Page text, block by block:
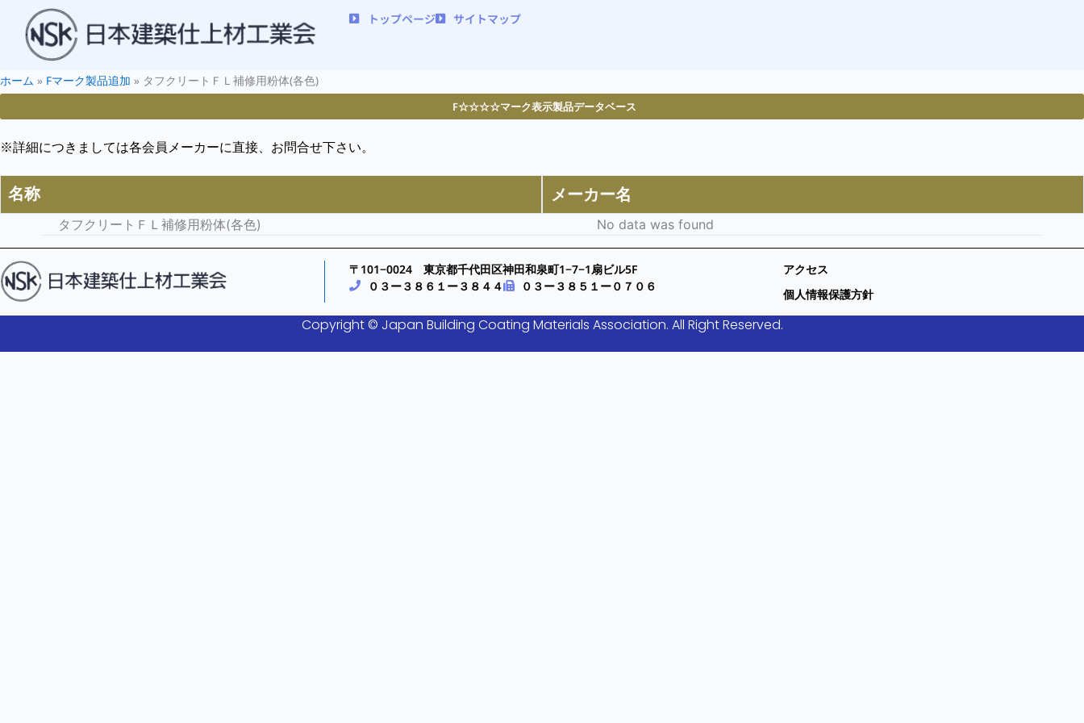
トップページ サイトマップ
ホーム » Fマーク製品追加 » タフクリートＦＬ補修用粉体(各色)
F☆☆☆☆マーク表示製品データベース
※詳細につきましては各会員メーカーに直接、お問合せ下さい。
名称 メーカー名
タフクリートＦＬ補修用粉体(各色) No data was found
〒101−0024 東京都千代田区神田和泉町1−7−1扇ビル5F
０３ー３８６１ー３８４４
０３ー３８５１ー０７０６
アクセス
個人情報保護方針
Copyright © Japan Building Coating Materials Association. All Right Reserved.